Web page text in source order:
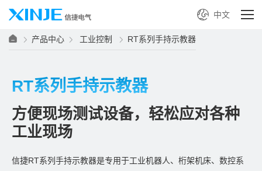
中文
产品中心 工业控制 RT系列手持示教器
RT系列手持示教器
方便现场测试设备，轻松应对各种
工业现场
信捷RT系列手持示教器是专用于工业机器人、桁架机床、数控系